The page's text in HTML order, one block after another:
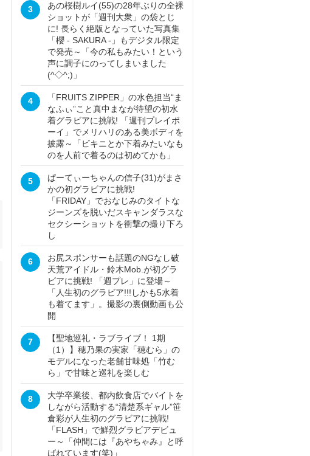
3
あの桜樹ルイ(55)の28年ぶりの全裸
ショットが「週刊大衆」の袋とじ
に! 長らく絶版となっていた写真集
「櫻 - SAKURA -」もデジタル限定
で発売～「今の私もみたい！という
声に調子にのってしまいました
(^◇^;)」
4
「FRUITS ZIPPER」の水色担当“ま
なふぃ”こと真中まなが待望の初水
着グラビアに挑戦! 「週刊プレイボ
ーイ」でメリハリのある美ボディを
披露～「ビキニとか下着みたいなも
のを人前で着るのは初めてかも」
5
ぱーてぃーちゃんの信子(31)がまさ
かの初グラビアに挑戦!
「FRIDAY」でおなじみのタイトな
ジーンズを脱いだスキャンダラスな
セクシーショットを衝撃の撮り下ろ
し
6
お尻スポンサーも話題のNGなし破
天荒アイドル・鈴木Mob.が初グラ
ビアに挑戦! 「週プレ」に登場～
「人生初のグラビア!!!しかも5水着
も着てます」。撮影の裏側動画も公
開
7
【聖地巡礼・ラブライブ！ 1期
（1）】穂乃果の実家「穂むら」の
モデルになった老舗甘味処「竹む
ら」で甘味と巡礼を楽しむ
8
大学卒業後、都内飲食店でバイトを
しながら活動する“清楚系ギャル”笹
倉彩が人生初のグラビアに挑戦!
「FLASH」で鮮烈グラビアデビュ
ー～「仲間には『あやちゃみ』と呼
ばれています(笑)」